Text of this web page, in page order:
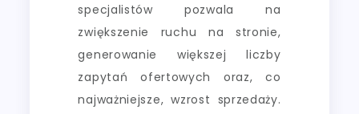
specjalistów pozwala na
zwiększenie ruchu na stronie,
generowanie większej liczby
zapytań ofertowych oraz, co
najważniejsze, wzrost sprzedaży.